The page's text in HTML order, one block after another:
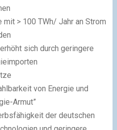
> 100 TWh/ Jahr an Strom
sich durch geringere
von Energie und
Armut”
der deutschen